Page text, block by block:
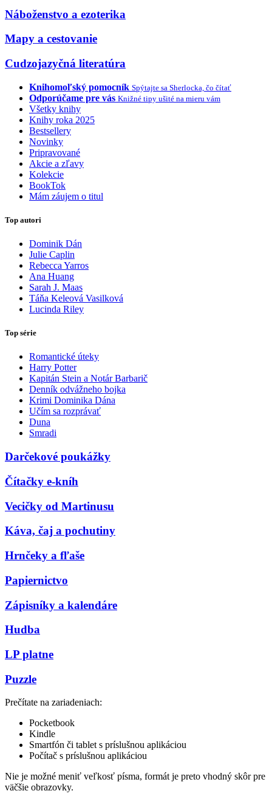
Náboženstvo a ezoterika
Mapy a cestovanie
Cudzojazyčná literatúra
Knihomoľský pomocník Spýtajte sa Sherlocka, čo čítať
Odporúčame pre vás Knižné tipy ušité na mieru vám
Všetky knihy
Knihy roka 2025
Bestsellery
Novinky
Pripravované
Akcie a zľavy
Kolekcie
BookTok
Mám záujem o titul
Top autori
Dominik Dán
Julie Caplin
Rebecca Yarros
Ana Huang
Sarah J. Maas
Táňa Keleová Vasilková
Lucinda Riley
Top série
Romantické úteky
Harry Potter
Kapitán Stein a Notár Barbarič
Denník odvážneho bojka
Krimi Dominika Dána
Učím sa rozprávať
Duna
Smradi
Darčekové poukážky
Čítačky e-kníh
Vecičky od Martinusu
Káva, čaj a pochutiny
Hrnčeky a fľaše
Papiernictvo
Zápisníky a kalendáre
Hudba
LP platne
Puzzle
Prečítate na zariadeniach:
Pocketbook
Kindle
Smartfón či tablet s príslušnou aplikáciou
Počítač s príslušnou aplikáciou
Nie je možné meniť veľkosť písma, formát je preto vhodný skôr pre
väčšie obrazovky.